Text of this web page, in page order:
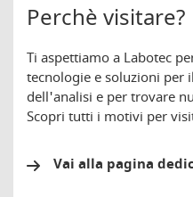
Perchè visitare?
Ti aspettiamo a Labotec
tecnologie e soluzioni per
dell'analisi e per trovare
Scopri tutti i motivi per
Vai alla pagina